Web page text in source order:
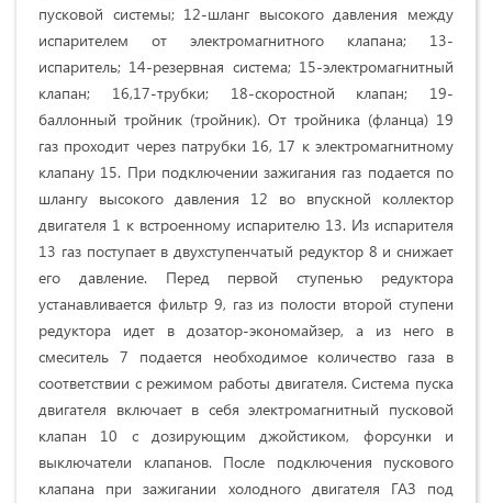
пусковой системы; 12-шланг высокого давления между
испарителем от электромагнитного клапана; 13-
испаритель; 14-резервная система; 15-электромагнитный
клапан; 16,17-трубки; 18-скоростной клапан; 19-
баллонный тройник (тройник). От тройника (фланца) 19
газ проходит через патрубки 16, 17 к электромагнитному
клапану 15. При подключении зажигания газ подается по
шлангу высокого давления 12 во впускной коллектор
двигателя 1 к встроенному испарителю 13. Из испарителя
13 газ поступает в двухступенчатый редуктор 8 и снижает
его давление. Перед первой ступенью редуктора
устанавливается фильтр 9, газ из полости второй ступени
редуктора идет в дозатор-экономайзер, а из него в
смеситель 7 подается необходимое количество газа в
соответствии с режимом работы двигателя. Система пуска
двигателя включает в себя электромагнитный пусковой
клапан 10 с дозирующим джойстиком, форсунки и
выключатели клапанов. После подключения пускового
клапана при зажигании холодного двигателя ГАЗ под